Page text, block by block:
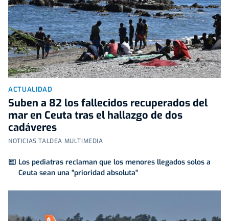
ACTUALIDAD
Suben a 82 los fallecidos recuperados del
mar en Ceuta tras el hallazgo de dos
cadáveres
NOTICIAS TALDEA MULTIMEDIA
Los pediatras reclaman que los menores llegados solos a
Ceuta sean una "prioridad absoluta"